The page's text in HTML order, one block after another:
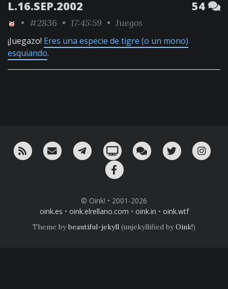
L.16.SEP.2002 54
• #2836 • 17:45:59 • Juegos
¡Juegazo! Eres una especie de tigre (o un mono)
esquiando.
RSS ¡Mándame un email!¡Nuestro canal en Telegram!
Oink! TV Charla con nosotros
Twitter
© Oink! • 2001-2026
oink.es • oink.elrellano.com • oink.in • oink.wtf
Theme bybeautiful-jekyll (unjekyllified byOink!)